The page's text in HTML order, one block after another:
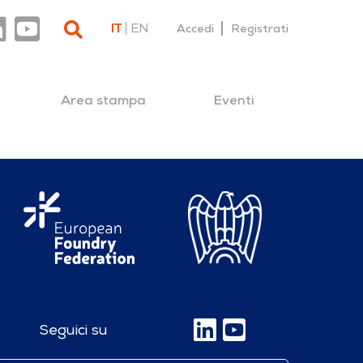
IT EN Accedi Registrati
Area stampa Eventi
Seguici su